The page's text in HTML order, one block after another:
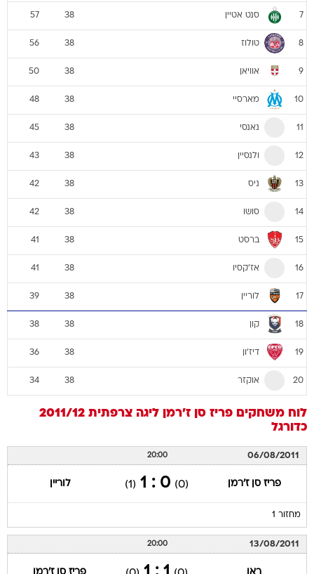
7 סנט אטיין 38
57
8 טולוז 38
56
9 אוויאן 38
50
10 מארסיי 38
48
11 נאנסי 38
45
12 ולנסיין 38
43
13 ניס 38
42
14 סושו 38
42
15 ברסט 38
41
16 אז'קסיו 38
41
17 לוריין 38
39
18 קון 38
38
19 דיז'ון 38
36
20 אוקזר 38
34
לוח משחקים פריז סן ז'רמן ליגה צרפתית 2011/12
כדורגל
06/08/2011
20:00
פריז סן ז'רמן (0)
0 : 1
(1) לוריין
מחזור 1
13/08/2011
20:00
ראן פריז סן ז'רמן